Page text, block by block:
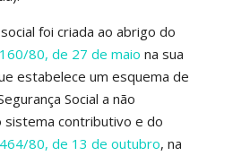
foi criada ao abrigo do
80, de 27 de maio na sua
estabelece um esquema de
Social a não
sistema contributivo e do
80, de 13 de outubro, na